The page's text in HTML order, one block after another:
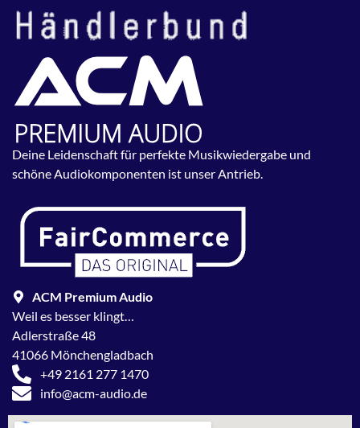
Deine Leidenschaft für perfekte Musikwiedergabe und
schöne Audiokomponenten ist unser Antrieb.
ACM Premium Audio
Weil es besser klingt…
Adlerstraße 48
41066 Mönchengladbach
+49 2161 277 1470
info@acm-audio.de